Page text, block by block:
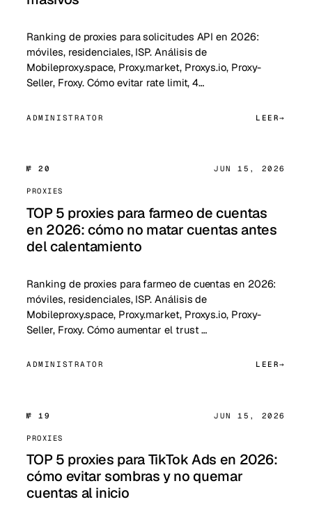
Ranking de proxies para solicitudes API en 2026:
móviles, residenciales, ISP. Análisis de
Mobileproxy.space, Proxy.market, Proxys.io, Proxy-
Seller, Froxy. Cómo evitar rate limit, 4…
ADMINISTRATOR LEER
№ 20 JUN 15, 2026
PROXIES
TOP 5 proxies para farmeo de cuentas
en 2026: cómo no matar cuentas antes
del calentamiento
Ranking de proxies para farmeo de cuentas en 2026:
móviles, residenciales, ISP. Análisis de
Mobileproxy.space, Proxy.market, Proxys.io, Proxy-
Seller, Froxy. Cómo aumentar el trust …
ADMINISTRATOR LEER
№ 19 JUN 15, 2026
PROXIES
TOP 5 proxies para TikTok Ads en 2026:
cómo evitar sombras y no quemar
cuentas al inicio